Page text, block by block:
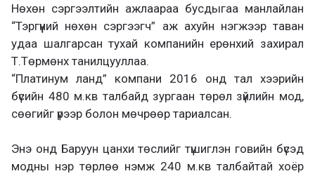
Нөхөн сэргээлтийн ажлаараа бусдыгаа манлайлан
“Тэргүүний нөхөн сэргээгч” аж ахуйн нэгжээр таван
удаа шалгарсан тухай компанийн ерөнхий захирал
Т.Төрмөнх танилцууллаа.
“Платинум ланд” компани 2016 онд тал хээрийн
бүсийн 480 м.кв талбайд зургаан төрөл зүйлийн мод,
сөөгийг үрээр болон мөчрөөр тариалсан.
Энэ онд Баруун цанхи төслийг түшиглэн говийн бүсэд
модны нэр төрлөө нэмж 240 м.кв талбайтай хоёр